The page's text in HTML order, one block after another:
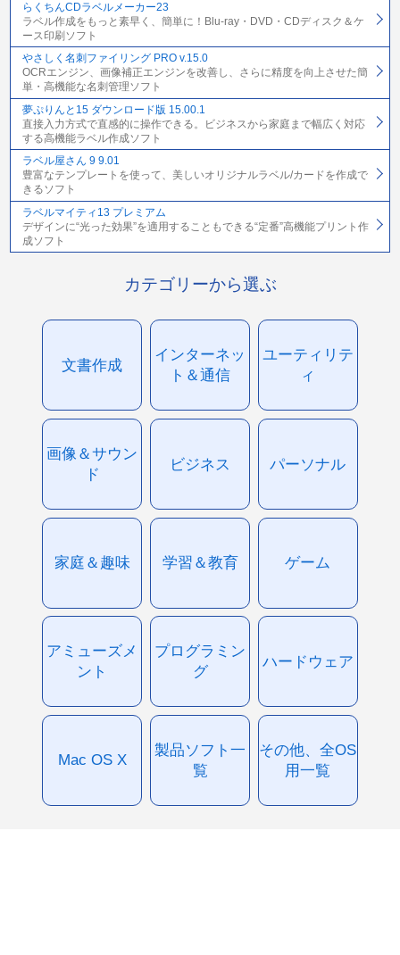
らくちんCDラベルメーカー23
ラベル作成をもっと素早く、簡単に！Blu-ray・DVD・CDディスク＆ケ
ース印刷ソフト
やさしく名刺ファイリング PRO v.15.0
OCRエンジン、画像補正エンジンを改善し、さらに精度を向上させた簡
単・高機能な名刺管理ソフト
夢ぷりんと15 ダウンロード版 15.00.1
直接入力方式で直感的に操作できる。ビジネスから家庭まで幅広く対応
する高機能ラベル作成ソフト
ラベル屋さん 9 9.01
豊富なテンプレートを使って、美しいオリジナルラベル/カードを作成で
きるソフト
ラベルマイティ13 プレミアム
デザインに“光った効果”を適用することもできる“定番”高機能プリント作
成ソフト
カテゴリーから選ぶ
文書作成
インターネッ
ト＆通信
ユーティリテ
ィ
画像＆サウン
ド
ビジネス パーソナル
家庭＆趣味 学習＆教育 ゲーム
アミューズメ
ント
プログラミン
グ
ハードウェア
Mac OS X
製品ソフト一
覧
その他、全OS
用一覧